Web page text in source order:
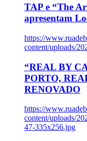
TAP e “The
apresentam
https://
content/uploads/
“REAL BY
PORTO,
RENOVADO
https://
content/uploads/
47-335x256.jpg